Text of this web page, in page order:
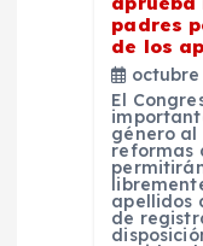
padres
de los
octubre
El
género
reformas
apellidos
de